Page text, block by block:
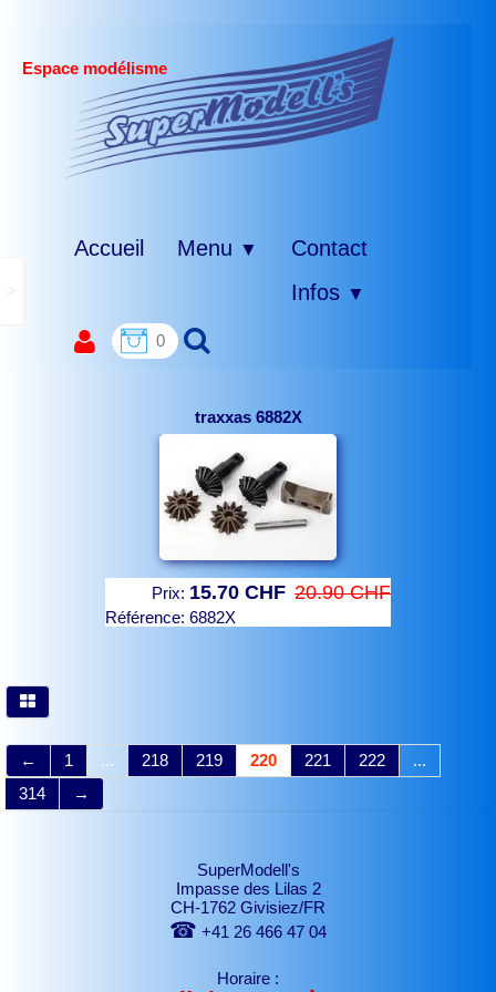
Espace modélisme
Accueil Menu ▼
Contact
Infos ▼
0
traxxas 6882X
Prix: 15.70 CHF 20.90 CHF
Référence: 6882X
← 1 ... 218 219 220 221 222
...
314
→
SuperModell's
Impasse des Lilas 2
CH-1762 Givisiez/FR
☎ +41 26 466 47 04
Horaire :